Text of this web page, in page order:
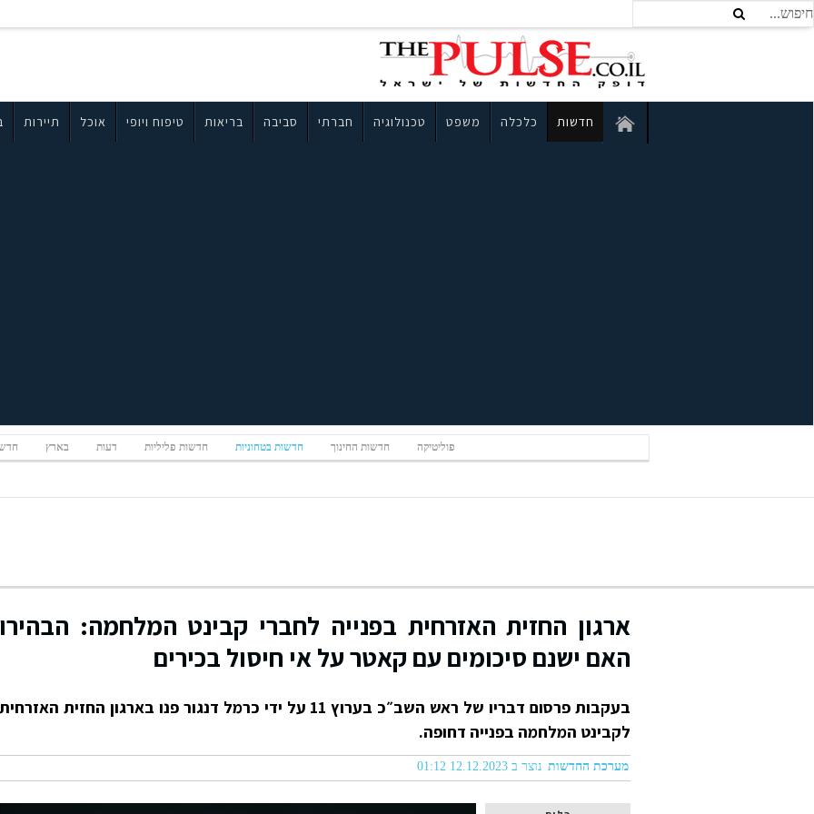
חדשות כלכלה משפט טכנולוגיה חברתי סביבה בריאות טיפוח ויופי אוכל תיירות
פוליטיקה חדשות החינוך חדשות בטחוניות חדשות פליליות דעות בארץ
ארגון החזית האזרחית בפנייה לחברי קבינט המלחמה: הבהירו
האם ישנם סיכומים עם קאטר על אי חיסול בכירים
בעקבות פרסום דבריו של ראש השב״כ בערוץ 11 על ידי כרמל דנגור פנו בארגון החזית האזרחית
לקבינט המלחמה בפנייה דחופה.
מערכת החדשות נוצר ב 12.12.2023 01:12